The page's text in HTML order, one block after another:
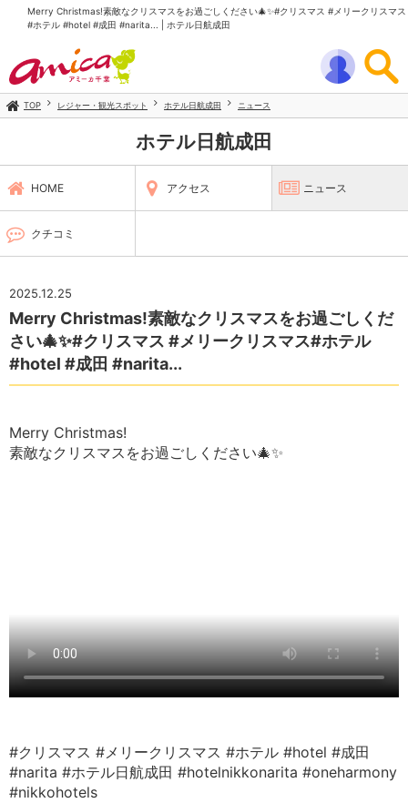
Merry Christmas!素敵なクリスマスをお過ごしください🎄✨#クリスマス #メリークリスマス
#ホテル #hotel #成田 #narita... | ホテル日航成田
TOP レジャー・観光スポット ホテル日航成田 ニュース
ホテル日航成田
HOME アクセス ニュース
クチコミ
2025.12.25
Merry Christmas!素敵なクリスマスをお過ごしくだ
さい🎄✨#クリスマス #メリークリスマス#ホテル
#hotel #成田 #narita...
Merry Christmas!
素敵なクリスマスをお過ごしください🎄✨
#クリスマス #メリークリスマス #ホテル #hotel #成田
#narita #ホテル日航成田 #hotelnikkonarita #oneharmony
#nikkohotels